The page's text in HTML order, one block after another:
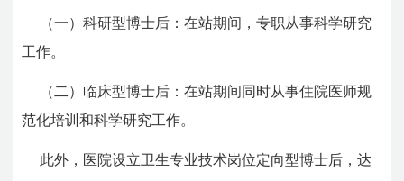
（一）科研型博士后：在站期间，专职从事科学研究
工作。
（二）临床型博士后：在站期间同时从事住院医师规
范化培训和科学研究工作。
此外，医院设立卫生专业技术岗位定向型博士后，达